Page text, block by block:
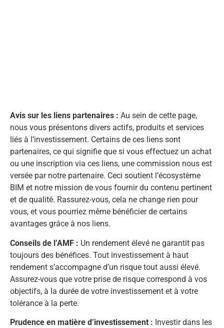
Avis sur les liens partenaires : Au sein de cette page,
nous vous présentons divers actifs, produits et services
liés à l’investissement. Certains de ces liens sont
partenaires, ce qui signifie que si vous effectuez un achat
ou une inscription via ces liens, une commission nous est
versée par notre partenaire. Ceci soutient l’écosystème
BIM et notre mission de vous fournir du contenu pertinent
et de qualité. Rassurez-vous, cela ne change rien pour
vous, et vous pourriez même bénéficier de certains
avantages grâce à nos liens.
Conseils de l’AMF : Un rendement élevé ne garantit pas
toujours des bénéfices. Tout investissement à haut
rendement s’accompagne d’un risque tout aussi élevé.
Assurez-vous que votre prise de risque correspond à vos
objectifs, à la durée de votre investissement et à votre
tolérance à la perte.
Prudence en matière d’investissement : Investir dans les